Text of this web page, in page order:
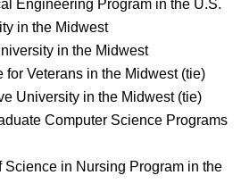
Engineering Program in the U.S.
in the Midwest
in the Midwest
for Veterans in the Midwest (tie)
University in the Midwest (tie)
Computer Science Programs
Science in Nursing Program in the